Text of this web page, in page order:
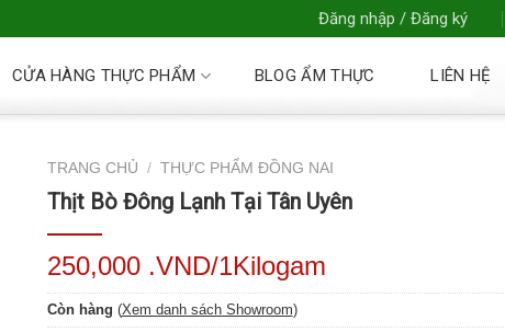
Đăng nhập / Đăng ký
CỬA HÀNG THỰC PHẨM BLOG ẨM THỰC LIÊN HỆ
TRANG CHỦ / THỰC PHẨM ĐỒNG NAI
Thịt Bò Đông Lạnh Tại Tân Uyên
250,000 .VND/1Kilogam
Còn hàng (Xem danh sách Showroom)